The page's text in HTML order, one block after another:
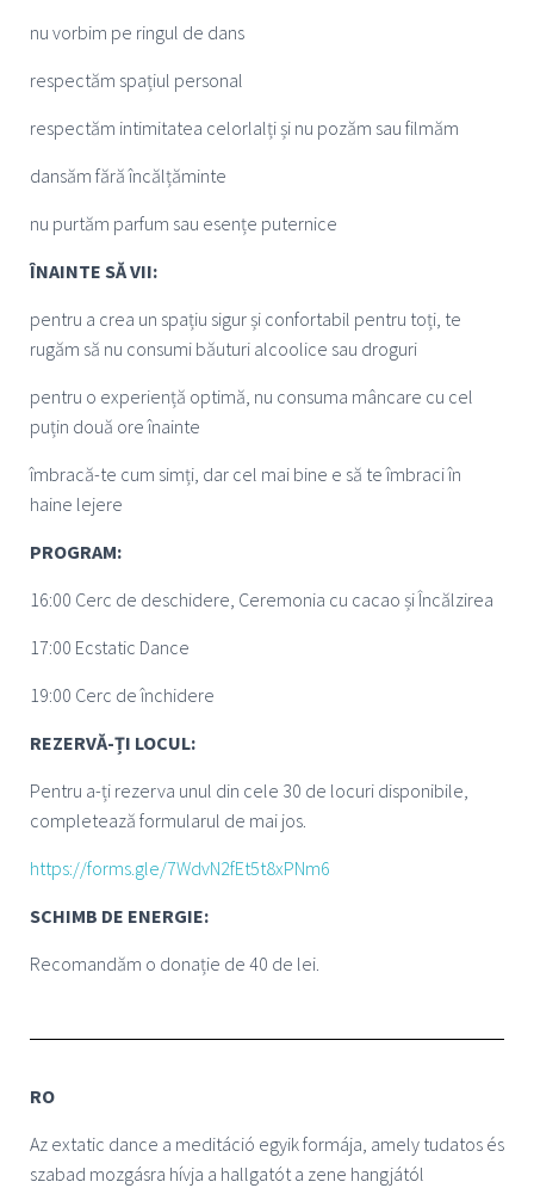
nu vorbim pe ringul de dans
respectăm spațiul personal
respectăm intimitatea celorlalți și nu pozăm sau filmăm
dansăm fără încălțăminte
nu purtăm parfum sau esențe puternice
ÎNAINTE SĂ VII:
pentru a crea un spațiu sigur și confortabil pentru toți, te
rugăm să nu consumi băuturi alcoolice sau droguri
pentru o experiență optimă, nu consuma mâncare cu cel
puțin două ore înainte
îmbracă-te cum simți, dar cel mai bine e să te îmbraci în
haine lejere
PROGRAM:
16:00 Cerc de deschidere, Ceremonia cu cacao și Încălzirea
17:00 Ecstatic Dance
19:00 Cerc de închidere
REZERVĂ-ȚI LOCUL:
Pentru a-ți rezerva unul din cele 30 de locuri disponibile,
completează formularul de mai jos.
https://forms.gle/7WdvN2fEt5t8xPNm6
SCHIMB DE ENERGIE:
Recomandăm o donație de 40 de lei.
RO
Az extatic dance a meditáció egyik formája, amely tudatos és
szabad mozgásra hívja a hallgatót a zene hangjától